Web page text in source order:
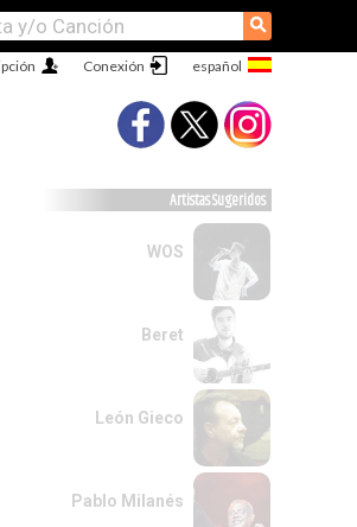
⚲
Conexión
Artistas Sugeridos
WOS
Beret
León Gieco
Pablo Milanés